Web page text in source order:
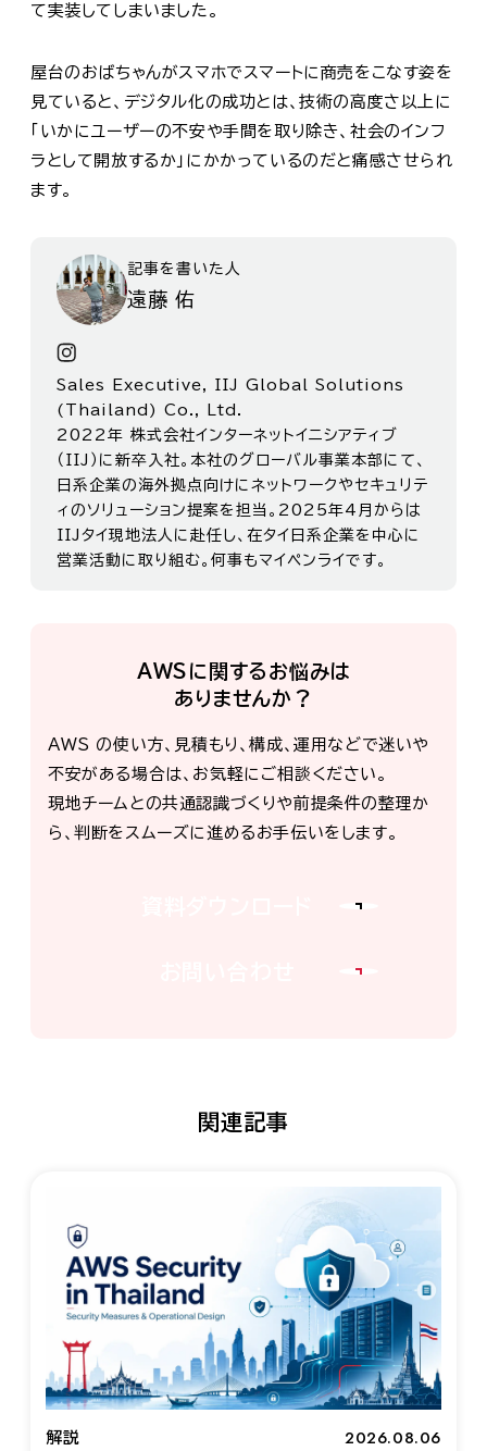
て実装してしまいました。
屋台のおばちゃんがスマホでスマートに商売をこなす姿を
見ていると、デジタル化の成功とは、技術の高度さ以上に
「いかにユーザーの不安や手間を取り除き、社会のインフ
ラとして開放するか」にかかっているのだと痛感させられ
ます。
記事を書いた人
遠藤 佑
Sales Executive, IIJ Global Solutions
(Thailand) Co., Ltd.
2022年 株式会社インターネットイニシアティブ
（IIJ）に新卒入社。本社のグローバル事業本部にて、
日系企業の海外拠点向けにネットワークやセキュリテ
ィのソリューション提案を担当。2025年4月からは
IIJタイ現地法人に赴任し、在タイ日系企業を中心に
営業活動に取り組む。何事もマイペンライです。
AWSに関するお悩みは
ありませんか？
AWS の使い方、見積もり、構成、運用などで迷いや
不安がある場合は、お気軽にご相談ください。
現地チームとの共通認識づくりや前提条件の整理か
ら、判断をスムーズに進めるお手伝いをします。
関連記事
解説 2026.08.06